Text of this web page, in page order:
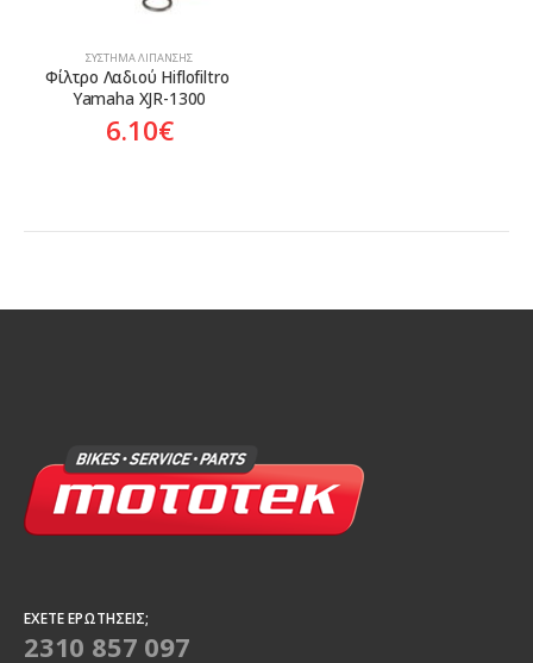
ΣΎΣΤΗΜΑ ΛΊΠΑΝΣΗΣ
Φίλτρο Λαδιού Hiflofiltro
Yamaha XJR-1300
6.10€
ΈΧΕΤΕ ΕΡΩΤΉΣΕΙΣ;
2310 857 097